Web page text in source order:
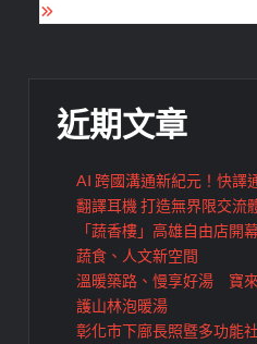
導
近期文章
AI 跨國溝通新紀元！快譯
翻譯耳機 打造無界限交流
「蔬香樓」高雄自由店
蔬食、人文新空間
溫暖築路、慢享好湯 寶
護山林泡暖湯
彰化市下廍長照暨多功能